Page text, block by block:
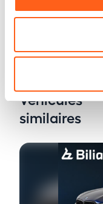
Véhicules
similaires